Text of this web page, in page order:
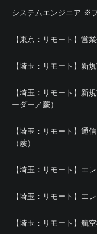
システムエンジニア ※
【東京：リモート】営
【埼玉：リモート】新
【埼玉：リモート】新
ーダー／蕨）
【埼玉：リモート】通
（蕨）
【埼玉：リモート】エ
【埼玉：リモート】エ
【埼玉：リモート】航